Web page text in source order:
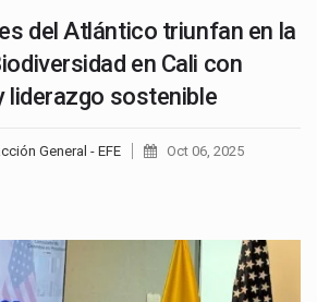
del Atlántico triunfan en la
en Cali con
liderazgo sostenible
General - EFE Oct 06, 2025